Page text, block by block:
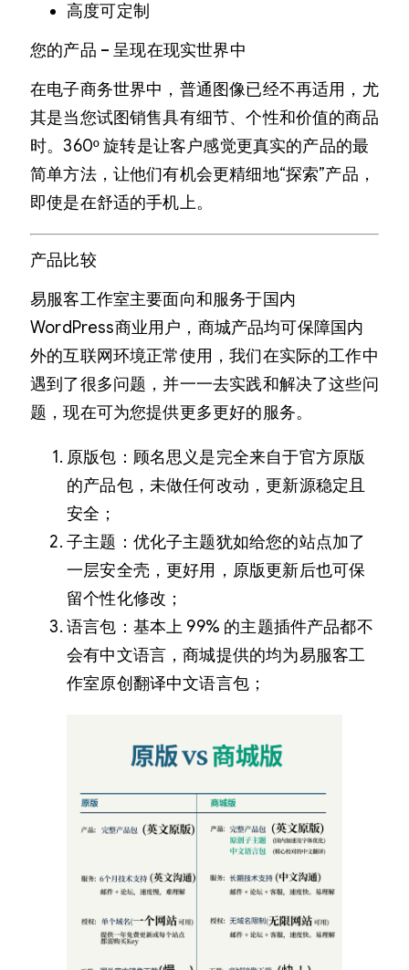
高度可定制
您的产品 – 呈现在现实世界中
在电子商务世界中，普通图像已经不再适用，尤
其是当您试图销售具有细节、个性和价值的商品
时。360º 旋转是让客户感觉更真实的产品的最
简单方法，让他们有机会更精细地“探索”产品，
即使是在舒适的手机上。
产品比较
易服客工作室主要面向和服务于国内
WordPress商业用户，商城产品均可保障国内
外的互联网环境正常使用，我们在实际的工作中
遇到了很多问题，并一一去实践和解决了这些问
题，现在可为您提供更多更好的服务。
原版包：顾名思义是完全来自于官方原版
的产品包，未做任何改动，更新源稳定且
安全；
子主题：优化子主题犹如给您的站点加了
一层安全壳，更好用，原版更新后也可保
留个性化修改；
语言包：基本上 99% 的主题插件产品都不
会有中文语言，商城提供的均为易服客工
作室原创翻译中文语言包；